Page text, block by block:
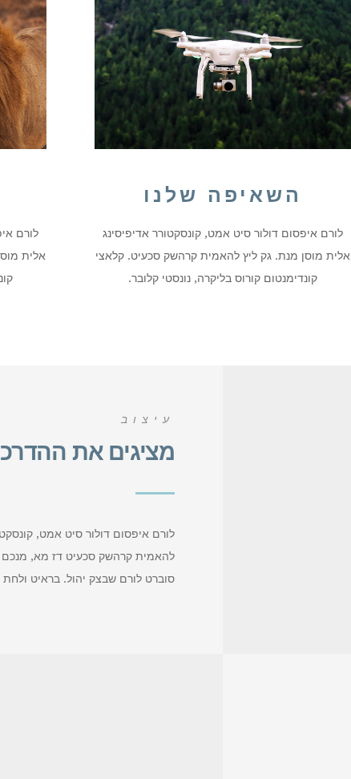
השאיפה שלנו
לורם איפסום דולור סיט אמט, קונסקטורר אדיפיסינג
אלית מוסן מנת. גק ליץ להאמית קרהשק סכעיט. קלאצי
קונדימנטום קורוס בליקרה, נונסטי קלובר.
לורם
אלית
עיצוב
מציגים את
לורם איפסום דולור סיט אמט,
להאמית קרהשק סכעיט דז מא, מנכם
סוברט לורם שבצק יהול. בראיט